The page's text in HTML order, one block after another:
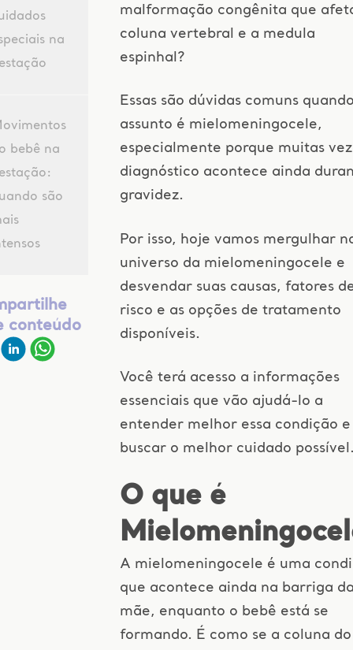
na
bebê na
são
conteúdo
malformação congênita que
coluna vertebral e a medula
espinhal?
Essas são dúvidas comuns
assunto é mielomeningocele,
especialmente porque muitas
diagnóstico acontece ainda
gravidez.
Por isso, hoje vamos mergulhar
universo da mielomeningocele e
desvendar suas causas, fatores
risco e as opções de tratamento
disponíveis.
Você terá acesso a informações
essenciais que vão ajudá-lo a
entender melhor essa condição e
buscar o melhor cuidado
O que é
A mielomeningocele é uma
que acontece ainda na barriga
mãe, enquanto o bebê está se
formando. É como se a coluna do